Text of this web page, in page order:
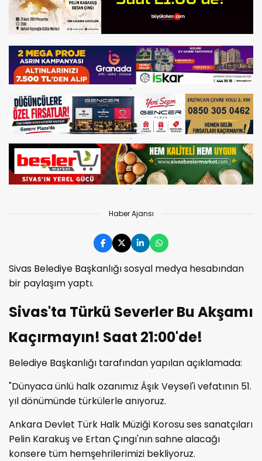
Haber Ajansı
Sivas Belediye Başkanlığı sosyal medya hesabından
bir paylaşım yaptı.
Sivas'ta Türkü Severler Bu Akşamı
Kaçırmayın! Saat 21:00'de!
Belediye Başkanlığı tarafından yapılan açıklamada:
"Dünyaca ünlü halk ozanımız Âşık Veysel'i vefatının 51.
yıl dönümünde türkülerle anıyoruz.
Ankara Devlet Türk Halk Müziği Korosu ses sanatçıları
Pelin Karakuş ve Ertan Çıngı'nın sahne alacağı
konsere tüm hemşehrilerimizi bekliyoruz.